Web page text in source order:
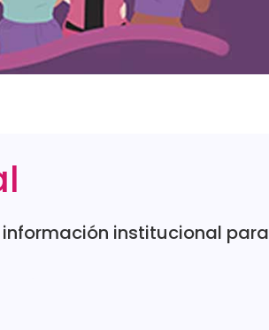
institucional para